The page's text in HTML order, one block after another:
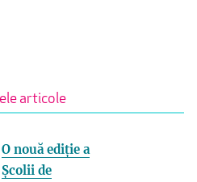
articole
O nouă ediție a
Școlii de